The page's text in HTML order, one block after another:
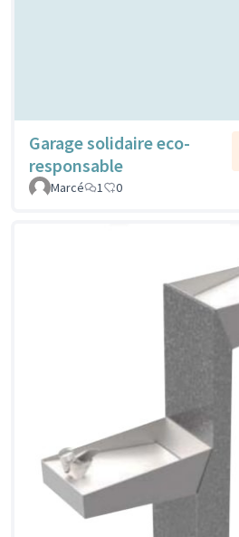
Garage solidaire eco-
responsable
Marcé
1 0